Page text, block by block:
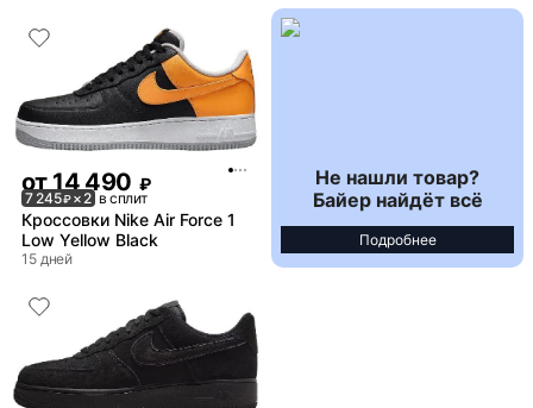
от 14 490 ₽
7 245₽× 2 в сплит
Кроссовки Nike Air Force 1
Low Yellow Black
15 дней
Не нашли товар?
Байер найдёт всё
Подробнее